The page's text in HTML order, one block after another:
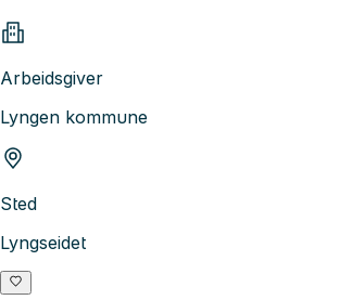
Arbeidsgiver
Lyngen kommune
Sted
Lyngseidet